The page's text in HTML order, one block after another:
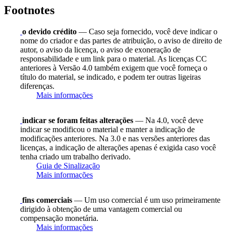
Footnotes
o devido crédito — Caso seja fornecido, você deve indicar o
nome do criador e das partes de atribuição, o aviso de direito de
autor, o aviso da licença, o aviso de exoneração de
responsabilidade e um link para o material. As licenças CC
anteriores à Versão 4.0 também exigem que você forneça o
título do material, se indicado, e podem ter outras ligeiras
diferenças.
Mais informações
indicar se foram feitas alterações — Na 4.0, você deve
indicar se modificou o material e manter a indicação de
modificações anteriores. Na 3.0 e nas versões anteriores das
licenças, a indicação de alterações apenas é exigida caso você
tenha criado um trabalho derivado.
Guia de Sinalização
Mais informações
fins comerciais — Um uso comercial é um uso primeiramente
dirigido à obtenção de uma vantagem comercial ou
compensação monetária.
Mais informações